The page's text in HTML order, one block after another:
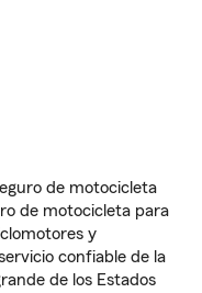
de motocicleta
de motocicleta para
y
confiable de la
de los Estados